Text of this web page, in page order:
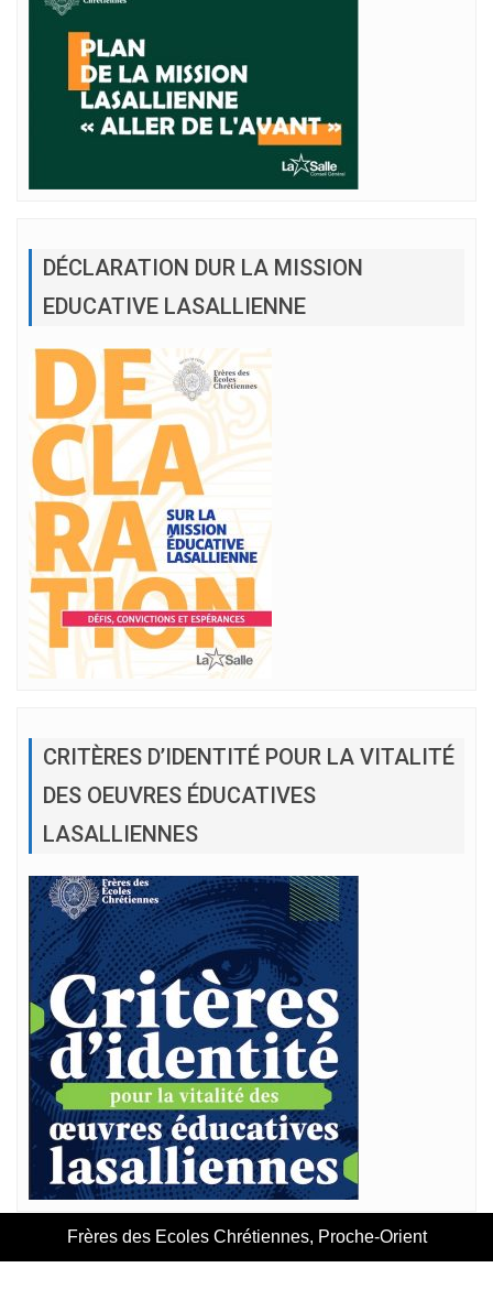
DÉCLARATION DUR LA MISSION
EDUCATIVE LASALLIENNE
CRITÈRES D’IDENTITÉ POUR LA VITALITÉ
DES OEUVRES ÉDUCATIVES
LASALLIENNES
Frères des Ecoles Chrétiennes, Proche-Orient